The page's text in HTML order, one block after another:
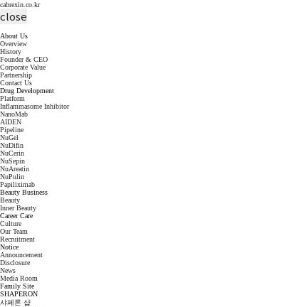
cabrexin.co.kr
close
About Us
Overview
History
Founder & CEO
Corporate Value
Partnership
Contact Us
Drug Development
Platform
Inflammasome Inhibitor
NanoMab
AIDEN
Pipeline
NuGel
NuDifin
NuCerin
NuSepin
NuAreatin
NuPulin
Papiliximab
Beauty Business
Beauty
Inner Beauty
Career Care
Culture
Our Team
Recruitment
Notice
Announcement
Disclosure
News
Media Room
Family Site
SHAPERON
샤페론 샵